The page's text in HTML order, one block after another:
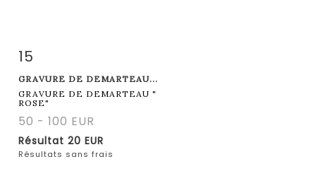
Fiche détaillée
15
GRAVURE DE DEMARTEAU...
GRAVURE DE DEMARTEAU "
ROSE"
50 - 100 EUR
Résultat 20 EUR
Résultats sans frais